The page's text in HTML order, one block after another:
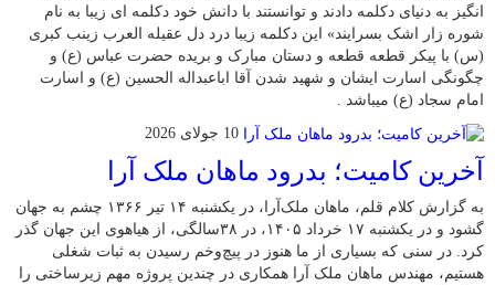
انگیز به دنیای دکلمه دادند و توانستند با دانش خود دکلمه ای زیبا به نام
شوره زار اشک بسرایند» این دکلمه زیبا درد دل عقیله العرب زینب کبری
(س) با پیکر قطعه قطعه و دستان مبارک و بریده حضرت عباس (ع) و
چگونگی اسارت ایشان و شهید شدن آقا اباعبداله الحسین (ع) و اسارت
امام سجاد (ع) میباشد .
10 جولای 2026
​آخرین کامیت؛ بدرود ماهان ملک آرا
به گزارش کلام قلم، ماهان ملک‌آرا، در یکشنبه ۱۴ تیر ۱۳۶۶ چشم به جهان
گشود و در یکشنبه ۱۷ خرداد ۱۴۰۵، در ۳۸سالگی، از هیاهوی این جهان گذر
کرد. در سنی که بسیاری از ما هنوز در پیچ‌وخم رسیدن به ثبات شغلی
هستیم، مهندس ماهان ملک آرا همکاری در چندین پروژه مهم زیرساختی را